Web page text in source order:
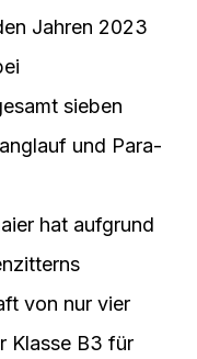
Jahren 2023
sieben
und Para-
hat aufgrund
von nur vier
Klasse B3 für